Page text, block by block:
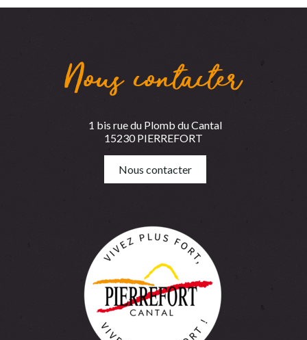
Nous contacter
1 bis rue du Plomb du Cantal
15230 PIERREFORT
Nous contacter